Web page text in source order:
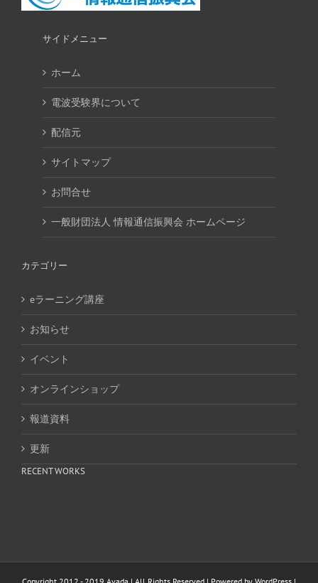
サイドメニュー
ホーム
電波受験界について
配信元
サイトマップ
お問合せ
一般財団法人 情報通信振興会 ホームページ
カテゴリー
eラーニング講座
お知らせ
イベント
オンラインショップ
報道資料
更新
RECENT WORKS